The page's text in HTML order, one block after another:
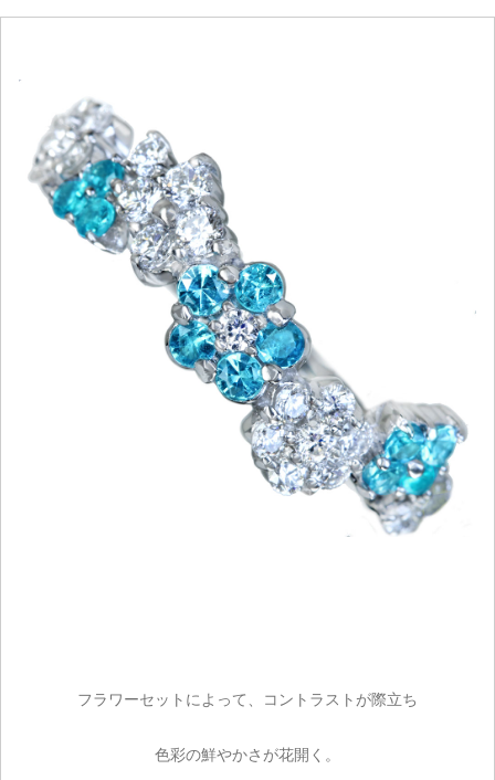
フラワーセットによって、コントラストが際立ち
色彩の鮮やかさが花開く。